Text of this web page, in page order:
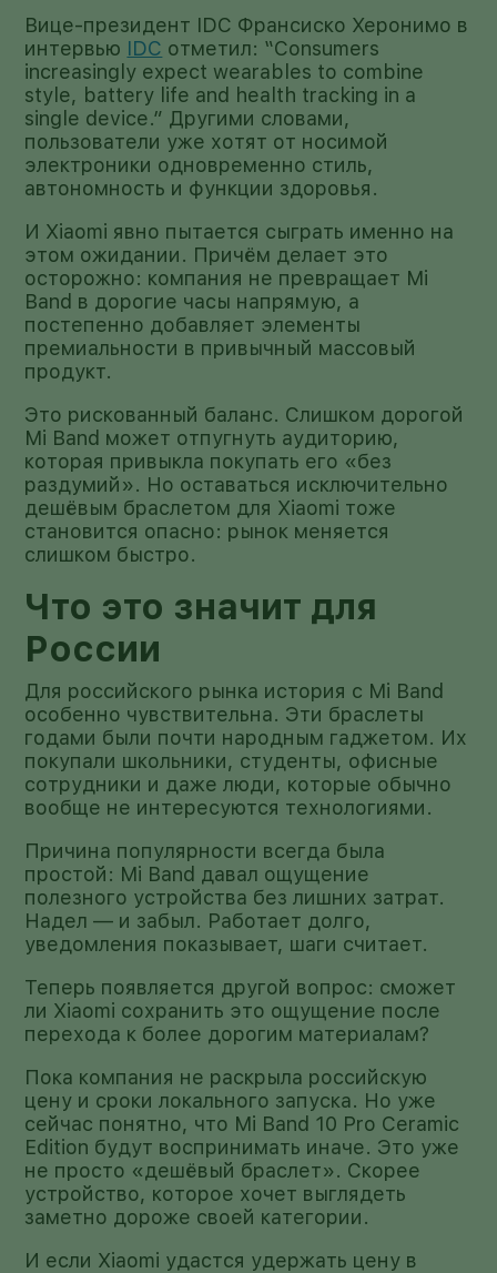
Вице-президент IDC Франсиско Херонимо в
интервью IDC отметил: “Consumers
increasingly expect wearables to combine
style, battery life and health tracking in a
single device.” Другими словами,
пользователи уже хотят от носимой
электроники одновременно стиль,
автономность и функции здоровья.
И Xiaomi явно пытается сыграть именно на
этом ожидании. Причём делает это
осторожно: компания не превращает Mi
Band в дорогие часы напрямую, а
постепенно добавляет элементы
премиальности в привычный массовый
продукт.
Это рискованный баланс. Слишком дорогой
Mi Band может отпугнуть аудиторию,
которая привыкла покупать его «без
раздумий». Но оставаться исключительно
дешёвым браслетом для Xiaomi тоже
становится опасно: рынок меняется
слишком быстро.
Что это значит для
России
Для российского рынка история с Mi Band
особенно чувствительна. Эти браслеты
годами были почти народным гаджетом. Их
покупали школьники, студенты, офисные
сотрудники и даже люди, которые обычно
вообще не интересуются технологиями.
Причина популярности всегда была
простой: Mi Band давал ощущение
полезного устройства без лишних затрат.
Надел — и забыл. Работает долго,
уведомления показывает, шаги считает.
Теперь появляется другой вопрос: сможет
ли Xiaomi сохранить это ощущение после
перехода к более дорогим материалам?
Пока компания не раскрыла российскую
цену и сроки локального запуска. Но уже
сейчас понятно, что Mi Band 10 Pro Ceramic
Edition будут воспринимать иначе. Это уже
не просто «дешёвый браслет». Скорее
устройство, которое хочет выглядеть
заметно дороже своей категории.
И если Xiaomi удастся удержать цену в